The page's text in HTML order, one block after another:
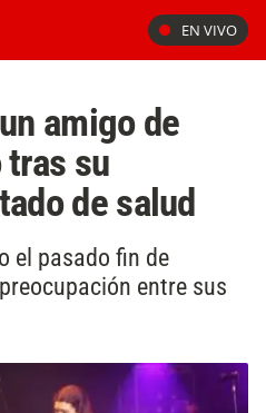
EN VIVO
amigo de
tras su
de salud
el pasado fin de
entre sus